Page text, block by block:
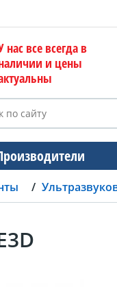
нас все всегда в
и цены